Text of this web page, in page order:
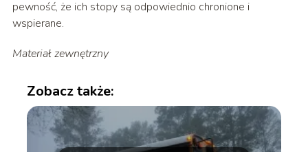
pewność, że ich stopy są odpowiednio chronione i
wspierane.
Materiał zewnętrzny
Zobacz także: